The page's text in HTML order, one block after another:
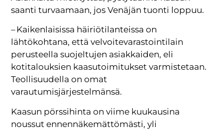
saanti turvaamaan, jos Venäjän tuonti loppuu.
– Kaikenlaisissa häiriötilanteissa on
lähtökohtana, että velvoitevarastointilain
perusteella suojeltujen asiakkaiden, eli
kotitalouksien kaasutoimitukset varmistetaan.
Teollisuudella on omat
varautumisjärjestelmänsä.
Kaasun pörssihinta on viime kuukausina
noussut ennennäkemättömästi, yli